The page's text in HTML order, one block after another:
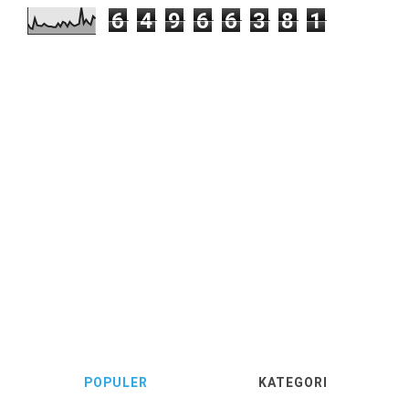
6 4 9 6 6 3 8 1
POPULER KATEGORI